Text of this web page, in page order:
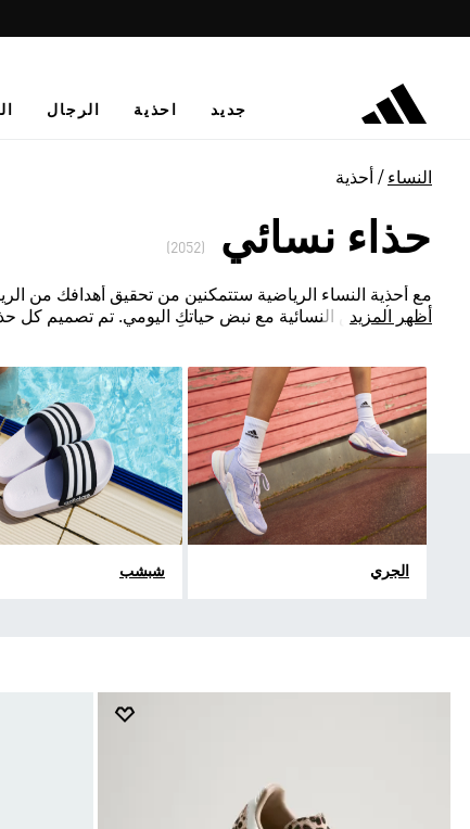
جديد احذية الرجال
النساء أحذية
حذاء نسائي (2052)
مع أحذية النساء الرياضية ستتمكنين من تحقيق أهدافك من
أحذية أديداس النسائية مع نبض حياتكِ اليومي. تم تصميم كل
أظهر المزيد
الجري شبشب